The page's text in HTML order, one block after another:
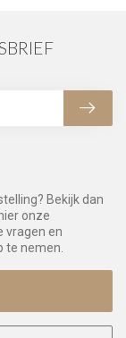
Bekijk dan
onze
vragen en
te nemen.